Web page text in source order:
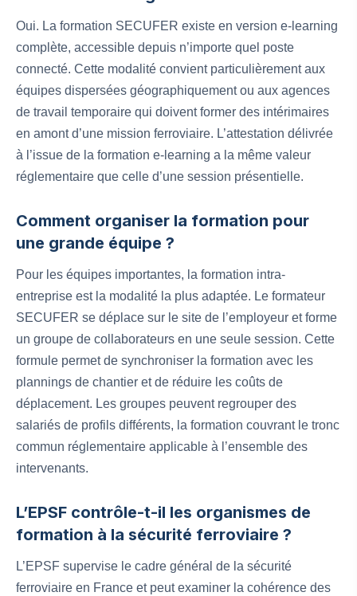
Oui. La formation SECUFER existe en version e-learning
complète, accessible depuis n’importe quel poste
connecté. Cette modalité convient particulièrement aux
équipes dispersées géographiquement ou aux agences
de travail temporaire qui doivent former des intérimaires
en amont d’une mission ferroviaire. L’attestation délivrée
à l’issue de la formation e-learning a la même valeur
réglementaire que celle d’une session présentielle.
Comment organiser la formation pour
une grande équipe ?
Pour les équipes importantes, la formation intra-
entreprise est la modalité la plus adaptée. Le formateur
SECUFER se déplace sur le site de l’employeur et forme
un groupe de collaborateurs en une seule session. Cette
formule permet de synchroniser la formation avec les
plannings de chantier et de réduire les coûts de
déplacement. Les groupes peuvent regrouper des
salariés de profils différents, la formation couvrant le tronc
commun réglementaire applicable à l’ensemble des
intervenants.
L’EPSF contrôle-t-il les organismes de
formation à la sécurité ferroviaire ?
L’EPSF supervise le cadre général de la sécurité
ferroviaire en France et peut examiner la cohérence des